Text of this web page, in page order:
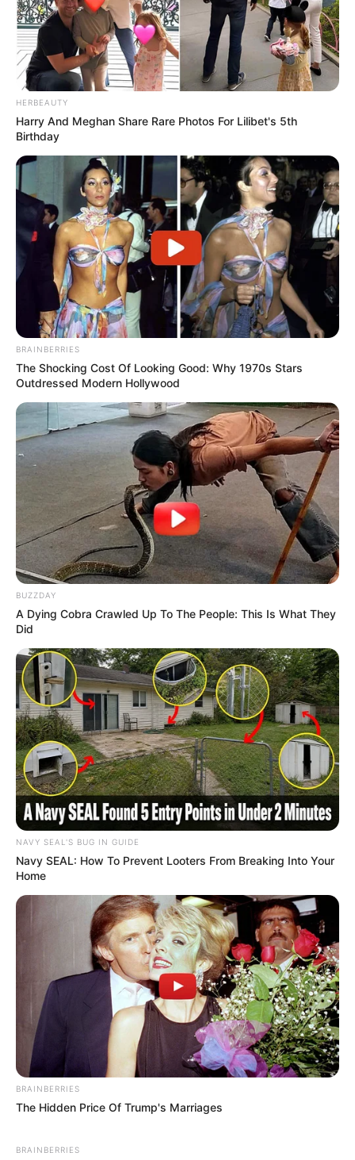
HERBEAUTY
Harry And Meghan Share Rare Photos For Lilibet's 5th
Birthday
BRAINBERRIES
The Shocking Cost Of Looking Good: Why 1970s Stars
Outdressed Modern Hollywood
BUZZDAY
A Dying Cobra Crawled Up To The People: This Is What They
Did
NAVY SEAL'S BUG IN GUIDE
Navy SEAL: How To Prevent Looters From Breaking Into Your
Home
BRAINBERRIES
The Hidden Price Of Trump's Marriages
BRAINBERRIES